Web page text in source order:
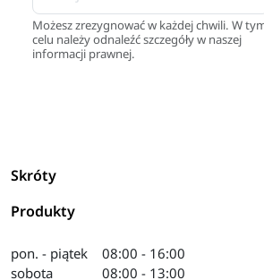
Możesz zrezygnować w każdej chwili. W
celu należy odnaleźć szczegóły w naszej
informacji prawnej.
Skróty
Produkty
pon. - piątek
sobota
08:00 - 16:00
08:00 - 13:00